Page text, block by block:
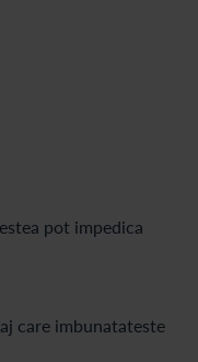
pot impedica
care imbunatateste